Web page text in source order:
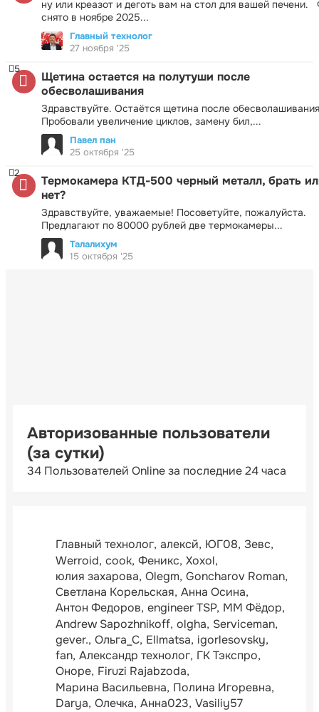
ну или креазот и деготь вам на стол для вашей печени.
снято в ноябре 2025...
Главный технолог
27 ноября '25
Щетина остается на полутуши после
обесволашивания
Здравствуйте. Остаётся щетина после
Пробовали увеличение циклов, замену бил,...
5
Павел пан
25 октября '25
Термокамера КТД-500 черный металл, брать
нет?
Здравствуйте, уважаемые! Посоветуйте, пожалуйста.
Предлагают по 80000 рублей две термокамеры...
2
Талалихум
15 октября '25
Авторизованные пользователи
(за сутки)
34 Пользователей Online за последние 24 часа
Главный технолог алексй ЮГ08 Зевс
Werroid cook Феникс Xoxol
юлия захарова Olegm Goncharov Roman
Светлана Корельская Анна Осина
Антон Федоров engineer TSP ММ Фёдор
Andrew Sapozhnikoff olgha Serviceman
gever. Ольга_С Ellmatsa igorlesovsky
fan Александр технолог ГК Тэкспро
Оноре Firuzi Rajabzoda
Марина Васильевна Полина Игоревна
Darya Олечка Анна023 Vasiliy57